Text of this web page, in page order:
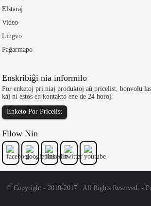
Elstaraj
Video
Lingvo
Paĝarmapo
Enskribiĝi nia informilo
Por enketoj pri niaj produktoj aŭ pricelist, bonvolu
kaj ni estos en kontakto ene de 24 horoj.
Enketo Por Pricelist
Fllow Nin
© Copyright - 2010-2017 : All Rights Reserved. -